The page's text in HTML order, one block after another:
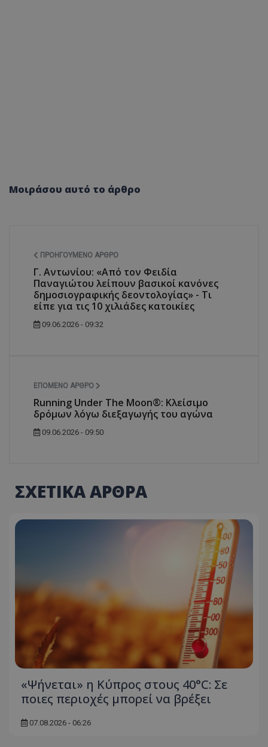
Μοιράσου αυτό το άρθρο
ΠΡΟΗΓΟΎΜΕΝΟ ΆΡΘΡΟ
Γ. Αντωνίου: «Από τον Φειδία
Παναγιώτου λείπουν βασικοί κανόνες
δημοσιογραφικής δεοντολογίας» - Τι
είπε για τις 10 χιλιάδες κατοικίες
09.06.2026 - 09:32
ΕΠΌΜΕΝΟ ΆΡΘΡΟ
Running Under The Moon®: Κλείσιμο
δρόμων λόγω διεξαγωγής του αγώνα
09.06.2026 - 09:50
ΣΧΕΤΙΚΑ ΑΡΘΡΑ
«Ψήνεται» η Κύπρος στους 40°C: Σε
ποιες περιοχές μπορεί να βρέξει
07.08.2026 - 06:26